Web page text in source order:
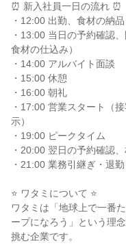
⏰ 新入社員一日の流れ ⏰
・12:00 出勤、食材の納品
・13:00 当日の予約確認
食材の仕込み）
・14:00 アルバイト面談
・15:00 休憩
・16:00 朝礼
・17:00 営業スタート（
示）
・19:00 ピークタイム
・20:00 翌日の予約確認
・21:00 業務引継ぎ・退勤
⭐ ワタミについて ⭐
ワタミは「地球上で一番
ープになろう」という理
挑む企業です。